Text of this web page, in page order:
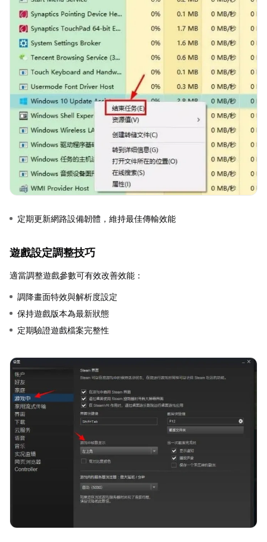
定期更新網路設備韌體，維持最佳傳輸效能
遊戲設定調整技巧
適當調整遊戲參數可有效改善效能：
調降畫面特效與解析度設定
保持遊戲版本為最新狀態
定期驗證遊戲檔案完整性